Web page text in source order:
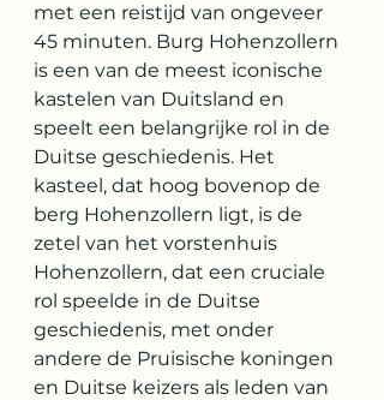
met een reistijd van ongeveer
45 minuten. Burg Hohenzollern
is een van de meest iconische
kastelen van Duitsland en
speelt een belangrijke rol in de
Duitse geschiedenis. Het
kasteel, dat hoog bovenop de
berg Hohenzollern ligt, is de
zetel van het vorstenhuis
Hohenzollern, dat een cruciale
rol speelde in de Duitse
geschiedenis, met onder
andere de Pruisische koningen
en Duitse keizers als leden van